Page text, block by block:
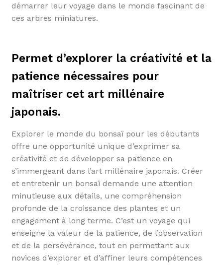
démarrer leur voyage dans le monde fascinant de
ces arbres miniatures.
Permet d’explorer la créativité et la
patience nécessaires pour
maîtriser cet art millénaire
japonais.
Explorer le monde du bonsaï pour les débutants
offre une opportunité unique d’exprimer sa
créativité et de développer sa patience en
s’immergeant dans l’art millénaire japonais. Créer
et entretenir un bonsaï demande une attention
minutieuse aux détails, une compréhension
profonde de la croissance des plantes et un
engagement à long terme. C’est un voyage qui
enseigne la valeur de la patience, de l’observation
et de la persévérance, tout en permettant aux
novices d’explorer et d’affiner leurs compétences